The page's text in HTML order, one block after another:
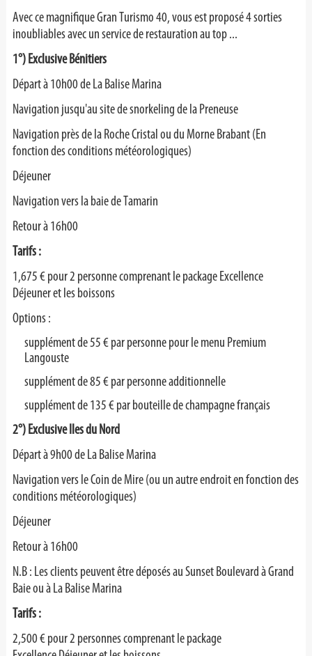
Avec ce magnifique Gran Turismo 40, vous est proposé 4 sorties
inoubliables avec un service de restauration au top ...
1°) Exclusive Bénitiers
Départ à 10h00 de La Balise Marina
Navigation jusqu'au site de snorkeling de la Preneuse
Navigation près de la Roche Cristal ou du Morne Brabant(En
fonction des conditions météorologiques)
Déjeuner
Navigation vers la baie de Tamarin
Retour à 16h00
Tarifs :
1,675 € pour 2 personne comprenant le package Excellence
Déjeuner et les boissons
Options :
supplément de 55 € par personnepour le menu Premium
Langouste
supplément de 85 € par personne additionnelle
supplément de 135 € par bouteille de champagne français
2°) Exclusive Iles du Nord
Départ à 9h00 de La Balise Marina
Navigation vers le Coin de Mire (ou un autre endroit en fonction des
conditions météorologiques)
Déjeuner
Retour à 16h00
N.B : Les clients peuvent être déposés au Sunset Boulevardà Grand
Baie ou à La Balise Marina
Tarifs :
2,500 € pour 2 personnes comprenant le package